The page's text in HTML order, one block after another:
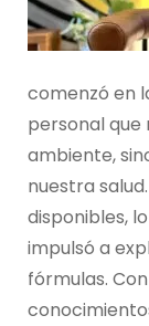
comenzó en
personal que
ambiente,
nuestra
disponibles,
impulsó a
fórmulas.